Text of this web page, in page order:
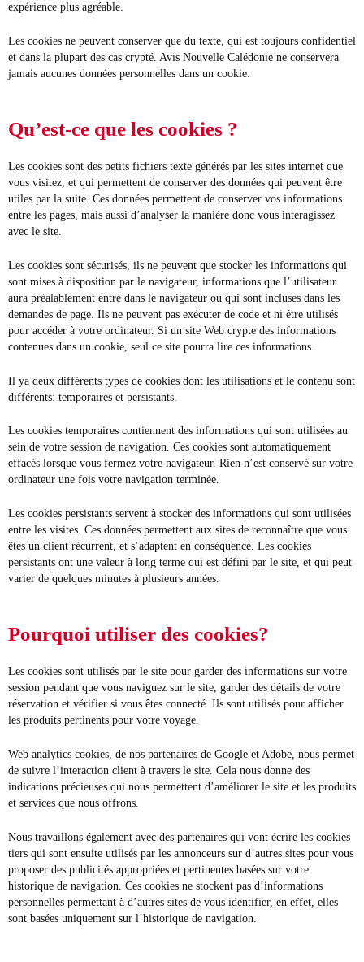
expérience plus agréable.
Les cookies ne peuvent conserver que du texte, qui est toujours confidentiel
et dans la plupart des cas crypté. Avis Nouvelle Calédonie ne conservera
jamais aucunes données personnelles dans un cookie.
Qu’est-ce que les cookies ?
Les cookies sont des petits fichiers texte générés par les sites internet que
vous visitez, et qui permettent de conserver des données qui peuvent être
utiles par la suite. Ces données permettent de conserver vos informations
entre les pages, mais aussi d’analyser la manière donc vous interagissez
avec le site.
Les cookies sont sécurisés, ils ne peuvent que stocker les informations qui
sont mises à disposition par le navigateur, informations que l’utilisateur
aura préalablement entré dans le navigateur ou qui sont incluses dans les
demandes de page. Ils ne peuvent pas exécuter de code et ni être utilisés
pour accéder à votre ordinateur. Si un site Web crypte des informations
contenues dans un cookie, seul ce site pourra lire ces informations.
Il ya deux différents types de cookies dont les utilisations et le contenu sont
différents: temporaires et persistants.
Les cookies temporaires contiennent des informations qui sont utilisées au
sein de votre session de navigation. Ces cookies sont automatiquement
effacés lorsque vous fermez votre navigateur. Rien n’est conservé sur votre
ordinateur une fois votre navigation terminée.
Les cookies persistants servent à stocker des informations qui sont utilisées
entre les visites. Ces données permettent aux sites de reconnaître que vous
êtes un client récurrent, et s’adaptent en conséquence. Les cookies
persistants ont une valeur à long terme qui est défini par le site, et qui peut
varier de quelques minutes à plusieurs années.
Pourquoi utiliser des cookies?
Les cookies sont utilisés par le site pour garder des informations sur votre
session pendant que vous naviguez sur le site, garder des détails de votre
réservation et vérifier si vous êtes connecté. Ils sont utilisés pour afficher
les produits pertinents pour votre voyage.
Web analytics cookies, de nos partenaires de Google et Adobe, nous permet
de suivre l’interaction client à travers le site. Cela nous donne des
indications précieuses qui nous permettent d’améliorer le site et les produits
et services que nous offrons.
Nous travaillons également avec des partenaires qui vont écrire les cookies
tiers qui sont ensuite utilisés par les annonceurs sur d’autres sites pour vous
proposer des publicités appropriées et pertinentes basées sur votre
historique de navigation. Ces cookies ne stockent pas d’informations
personnelles permettant à d’autres sites de vous identifier, en effet, elles
sont basées uniquement sur l’historique de navigation.